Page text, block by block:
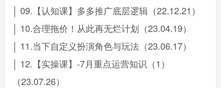
│ 09.【认知课】多多推广底层逻辑（22.12.21）
│ 10.合理拖价！从此再无烂计划（23.04.19）
│ 11.当下自定义扮演角色与玩法（23.06.17）
│ 12.【实操课】-7月重点运营知识（1）
（23.07.26）